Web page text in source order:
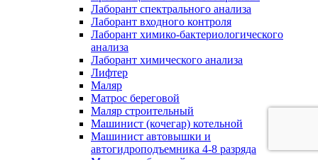
Лаборант спектрального анализа
Лаборант входного контроля
Лаборант химико-бактериологического
анализа
Лаборант химического анализа
Лифтер
Маляр
Матрос береговой
Маляр строительный
Машинист (кочегар) котельной
Машинист автовышки и
автогидроподъемника 4-8 разряда